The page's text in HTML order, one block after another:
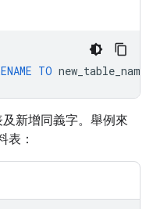
TO new_table_name
新增同義字。舉例來
表：